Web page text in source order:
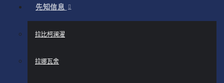
先知信息
拉比柯澜濯
拉娜瓦舍